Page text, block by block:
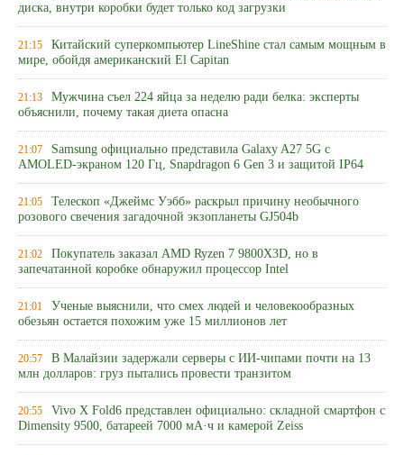
диска, внутри коробки будет только код загрузки
21:15 Китайский суперкомпьютер LineShine стал самым мощным в
мире, обойдя американский El Capitan
21:13 Мужчина съел 224 яйца за неделю ради белка: эксперты
объяснили, почему такая диета опасна
21:07 Samsung официально представила Galaxy A27 5G с
AMOLED-экраном 120 Гц, Snapdragon 6 Gen 3 и защитой IP64
21:05 Телескоп «Джеймс Уэбб» раскрыл причину необычного
розового свечения загадочной экзопланеты GJ504b
21:02 Покупатель заказал AMD Ryzen 7 9800X3D, но в
запечатанной коробке обнаружил процессор Intel
21:01 Ученые выяснили, что смех людей и человекообразных
обезьян остается похожим уже 15 миллионов лет
20:57 В Малайзии задержали серверы с ИИ-чипами почти на 13
млн долларов: груз пытались провести транзитом
20:55 Vivo X Fold6 представлен официально: складной смартфон с
Dimensity 9500, батареей 7000 мА·ч и камерой Zeiss